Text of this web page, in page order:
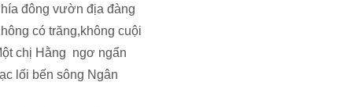
đông vườn địa đàng
có trăng,không cuội
chị Hằng ngơ ngẩn
lối bến sông Ngân